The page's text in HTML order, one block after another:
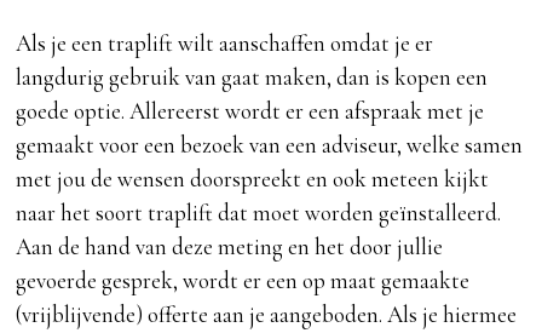
Als je een traplift wilt aanschaffen omdat je er
langdurig gebruik van gaat maken, dan is kopen een
goede optie. Allereerst wordt er een afspraak met je
gemaakt voor een bezoek van een adviseur, welke samen
met jou de wensen doorspreekt en ook meteen kijkt
naar het soort traplift dat moet worden geïnstalleerd.
Aan de hand van deze meting en het door jullie
gevoerde gesprek, wordt er een op maat gemaakte
(vrijblijvende) offerte aan je aangeboden. Als je hiermee